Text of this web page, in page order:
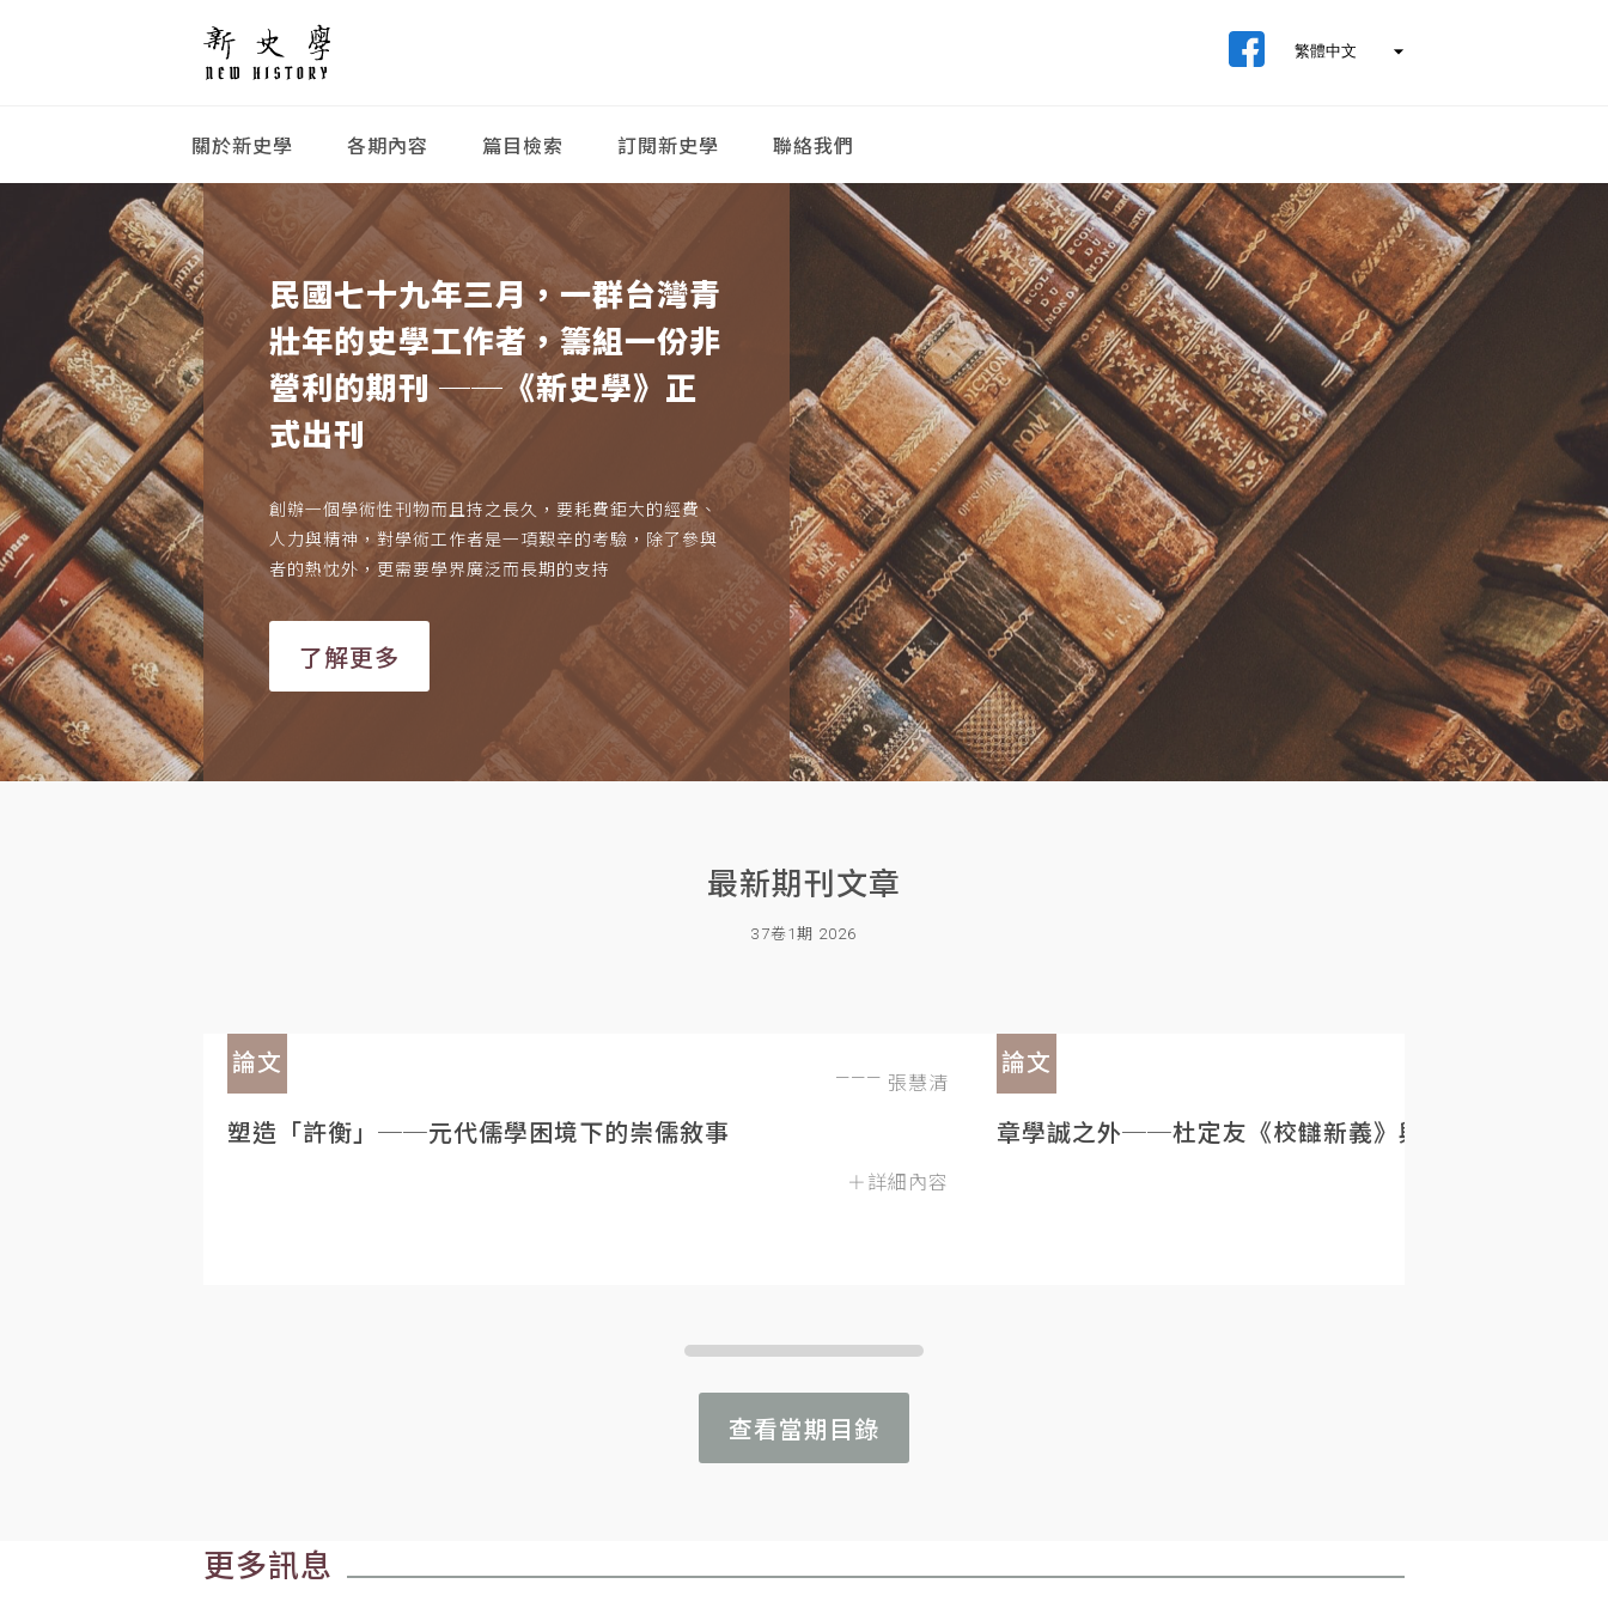
關於新史學 各期內容 篇目檢索 訂閱新史學 聯絡我們
民國七十九年三月，一群台灣青
壯年的史學工作者，籌組一份非
營利的期刊 ──《新史學》正
式出刊
創辦一個學術性刊物而且持之長久，要耗費鉅大的經費、
人力與精神，對學術工作者是一項艱辛的考驗，除了參與
者的熱忱外，更需要學界廣泛而長期的支持
了解更多
最新期刊文章
37卷1期 2026
論文
張慧清
塑造「許衡」──元代儒學困境下的崇儒敘事
＋詳細內容
論文
章學誠之外──杜定友《校讎新義》與民初目錄學的重
查看當期目錄
更多訊息